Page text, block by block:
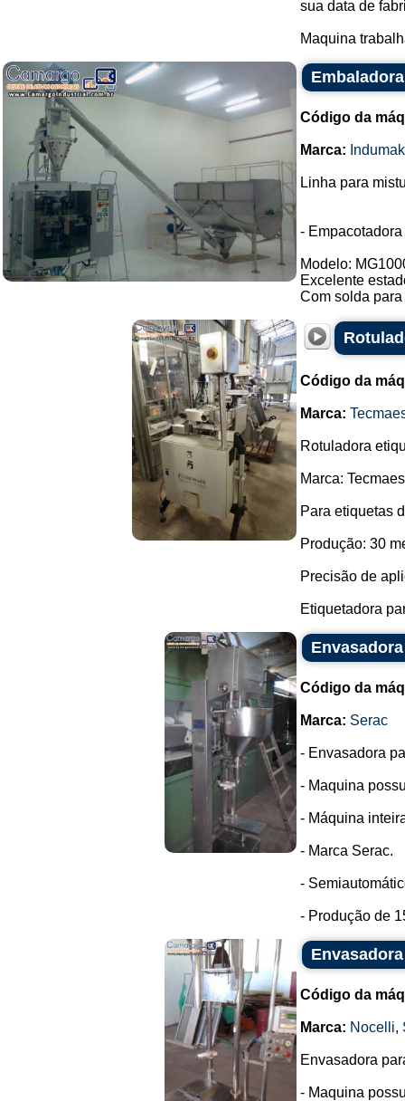
sua data de
Maquina
Código da
Marca: Indumak
Linha para
-
Modelo:
Excelente
Com solda
Código da
Marca:
Rotuladora
Marca:
Para etiquetas
Produção: 30
Precisão de
Etiquetadora
Código da
Marca: Serac
- Envasadora
- Maquina
- Máquina
- Marca Serac.
-
- Produção de
Código da
Marca: Nocelli,
Envasadora
- Maquina